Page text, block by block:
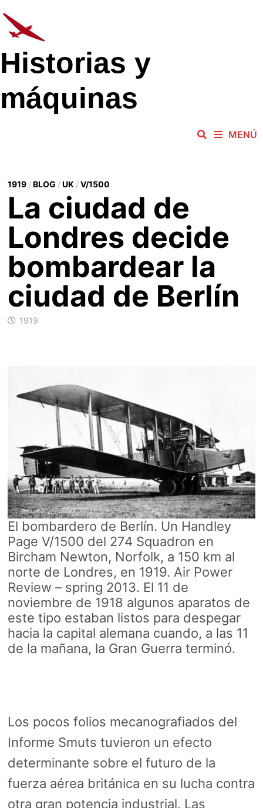
al
contenido
Historias y
máquinas
MENÚ
1919/BLOG /UK /V/1500
La ciudad de
Londres decide
bombardear la
ciudad de Berlín
1919
El bombardero de Berlín. Un Handley
Page V/1500 del 274 Squadron en
Bircham Newton, Norfolk, a 150 km al
norte de Londres, en 1919. Air Power
Review – spring 2013. El 11 de
noviembre de 1918 algunos aparatos de
este tipo estaban listos para despegar
hacia la capital alemana cuando, a las 11
de la mañana, la Gran Guerra terminó.
Los pocos folios mecanografiados del
Informe Smuts tuvieron un efecto
determinante sobre el futuro de la
fuerza aérea británica en su lucha contra
otra gran potencia industrial. Las